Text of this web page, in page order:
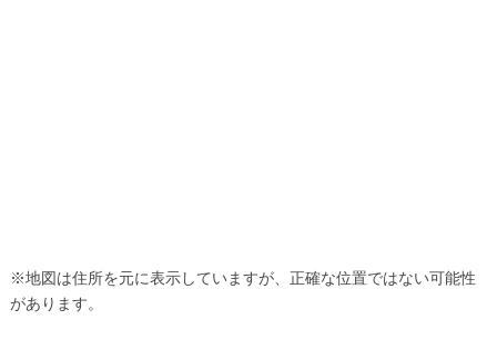
※地図は住所を元に表示していますが、正確な位置ではない可能性
があります。